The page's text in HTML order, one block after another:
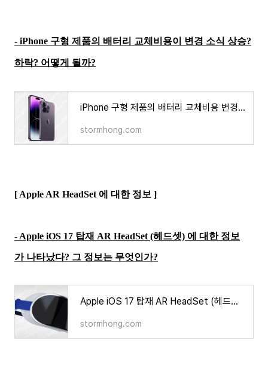
- iPhone 구형 제품의 배터리 교체비용이 변경 소식 상승?
하락? 어떻게 될까?
iPhone 구형 제품의 배터리 교체비용 변경 소식 상승? 하락? 어떻게 될까?
stormhong.com
[ Apple AR HeadSet 에 대한 정보 ]
- Apple iOS 17 탑재 AR HeadSet (헤드셋) 에 대한 정보
가 나타났다? 그 정보는 무엇인가?
Apple iOS 17 탑재 AR HeadSet (헤드셋) 에 대한 정보가 나타났다? 그 정보는 무엇인가?
stormhong.com